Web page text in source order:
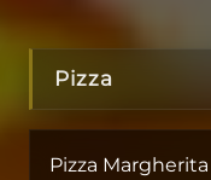
Pizza
Pizza Margherita